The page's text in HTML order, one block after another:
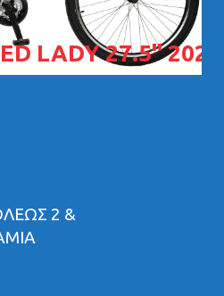
LADY 27.5" 2026
2 &